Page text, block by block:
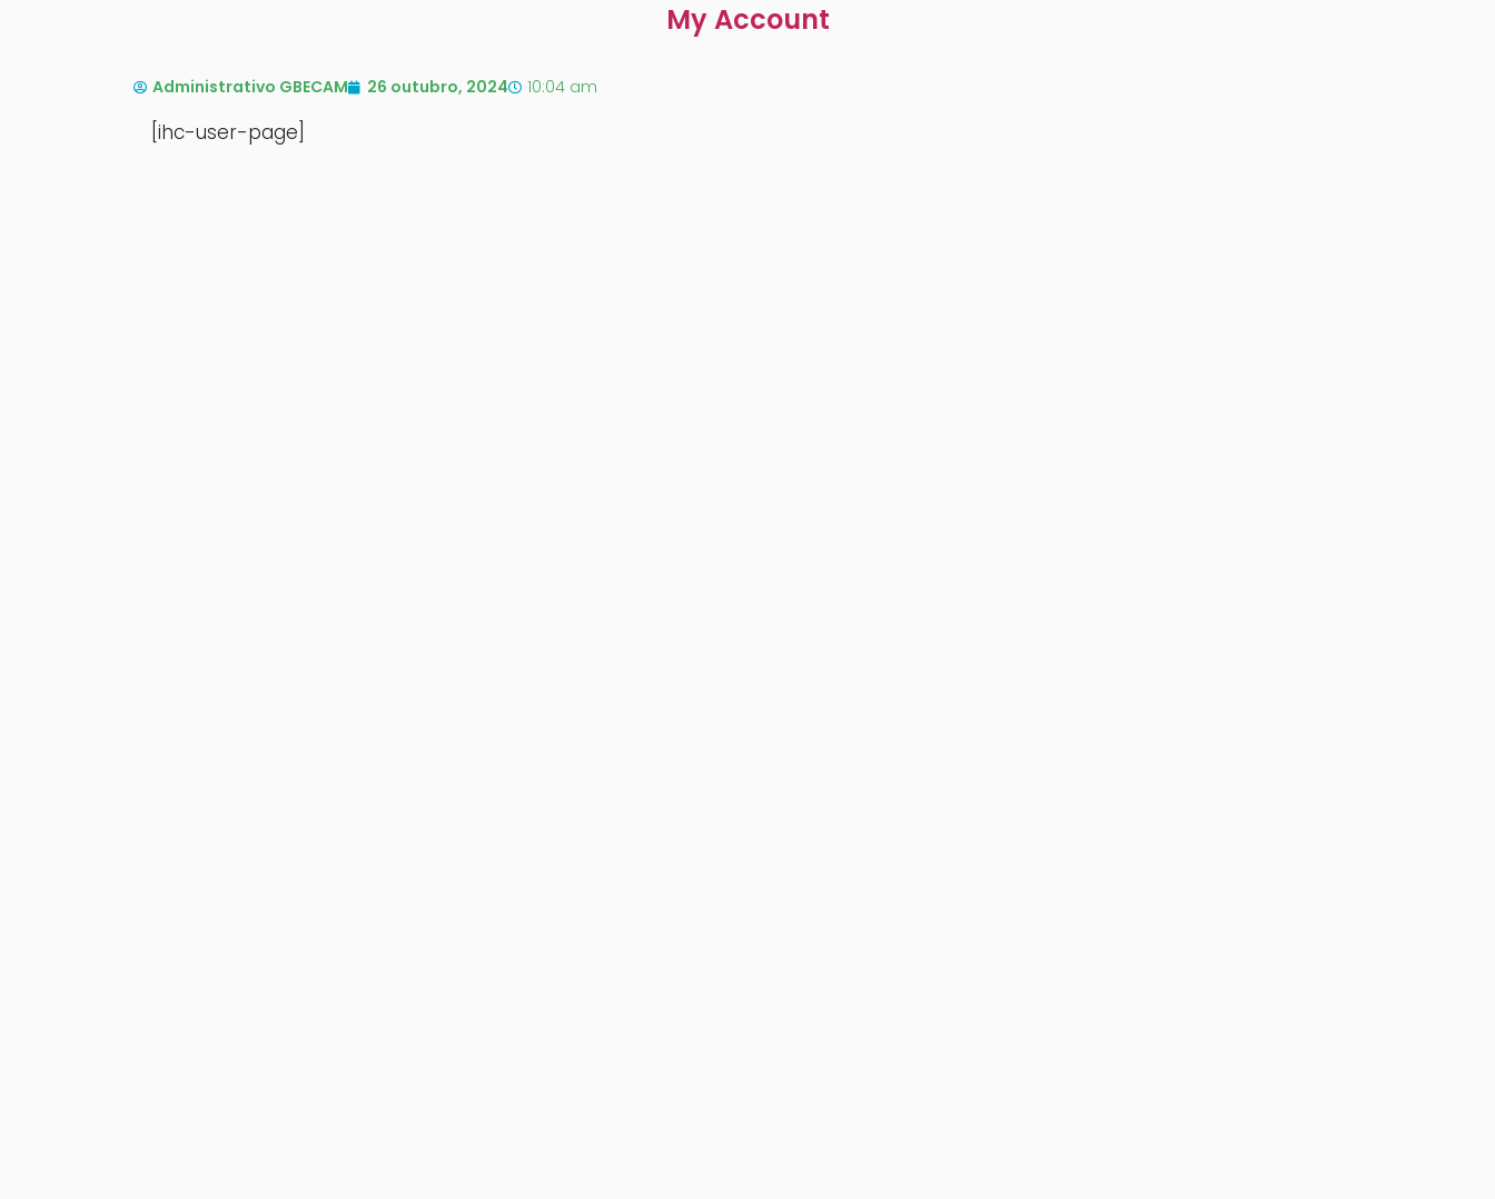
My Account
Administrativo GBECAM 26 outubro, 2024 10:04 am
[ihc-user-page]